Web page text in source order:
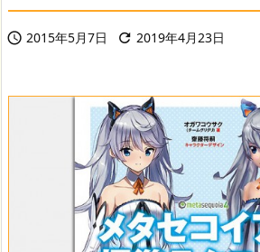
 2015年5月7日  2019年4月23日